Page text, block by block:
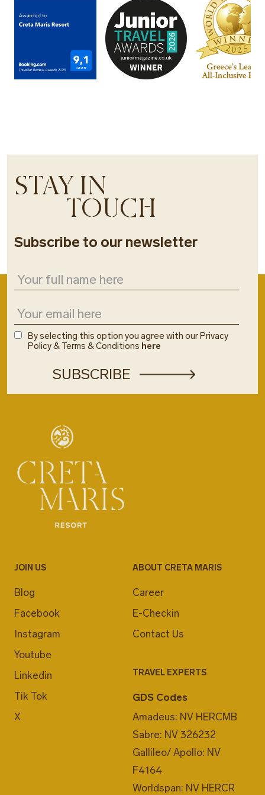
STAY IN
TOUCH
Subscribe to our newsletter
By selecting this option you agree with our Privacy
Policy & Terms & Conditions here
JOIN US
Blog
Facebook
Instagram
Youtube
Linkedin
Tik Tok
X
ABOUT CRETA MARIS
Career
E-Checkin
Contact Us
TRAVEL EXPERTS
GDS Codes
Amadeus: NV HERCMB
Sabre: NV 326232
Gallileo/ Apollo: NV
F4164
Worldspan: NV HERCR